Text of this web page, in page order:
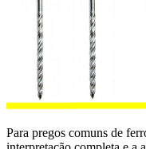
Para pregos comuns de